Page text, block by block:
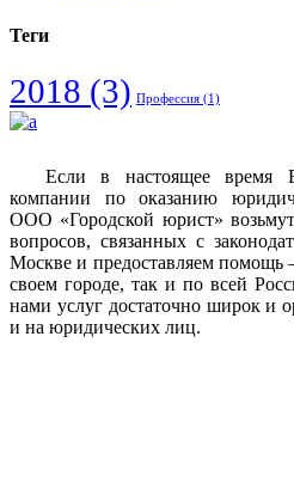
Теги
2018 (3) Профессия (1)
Если в настоящее время
компании по оказанию
ООО «Городской юрист»
вопросов, связанных с
Москве и предоставляем помощь
своем городе, так и по всей
нами услуг достаточно широк и
и на юридических лиц.